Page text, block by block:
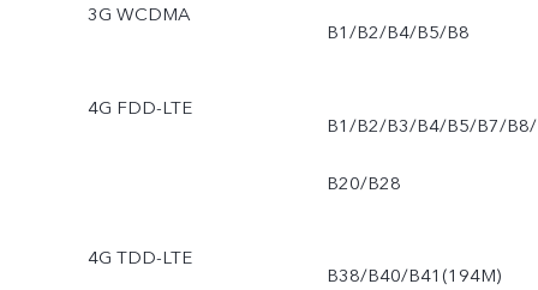
3G WCDMA
B1/B2/B4/B5/B8
4G FDD-LTE
B1/B2/B3/B4/B5/B7/B8/
B20/B28
4G TDD-LTE
B38/B40/B41(194M)